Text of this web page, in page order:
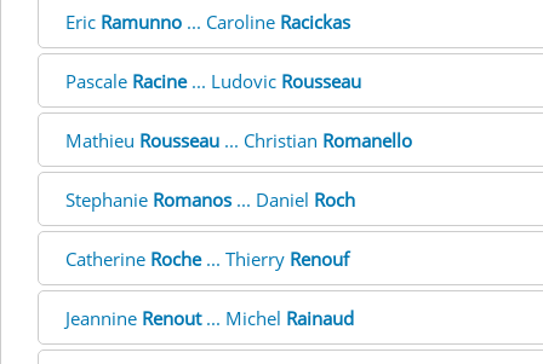
Eric Ramunno ... Caroline Racickas
Pascale Racine... Ludovic Rousseau
Mathieu Rousseau ... Christian Romanello
Stephanie Romanos ... Daniel Roch
Catherine Roche... Thierry Renouf
Jeannine Renout... Michel Rainaud